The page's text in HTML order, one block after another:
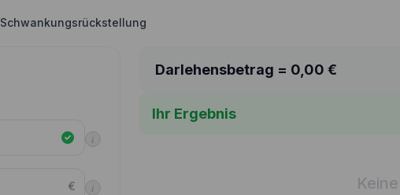
Schwankungsrückstellung
i
€ i
Darlehensbetrag = 0,00 €
Ihr Ergebnis